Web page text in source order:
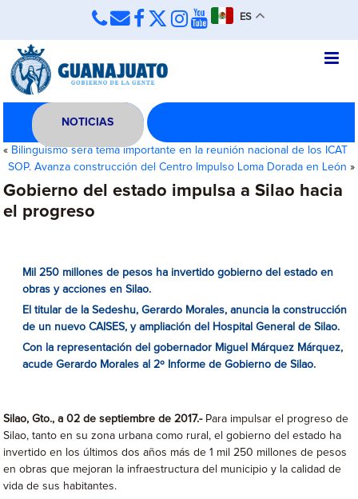
ES
NOTICIAS
« Bilinguismo será tema importante en la reunión nacional de los ICAT
SOP. Avanza construcción del Centro Impulso Loma Dorada en León »
Gobierno del estado impulsa a Silao hacia
el progreso
Mil 250 millones de pesos ha invertido gobierno del estado en
obras y acciones en Silao.
El titular de la Sedeshu, Gerardo Morales, anuncia la construcción
de un nuevo CAISES, y ampliación del Hospital General de Silao.
Con la representación del gobernador Miguel Márquez Márquez,
acude Gerardo Morales al 2º Informe de Gobierno de Silao.
Silao, Gto., a 02 de septiembre de 2017.-Para impulsar el progreso de
Silao, tanto en su zona urbana como rural, el gobierno del estado ha
invertido en los últimos dos años más de 1 mil 250 millones de pesos
en obras que mejoran la infraestructura del municipio y la calidad de
vida de sus habitantes.